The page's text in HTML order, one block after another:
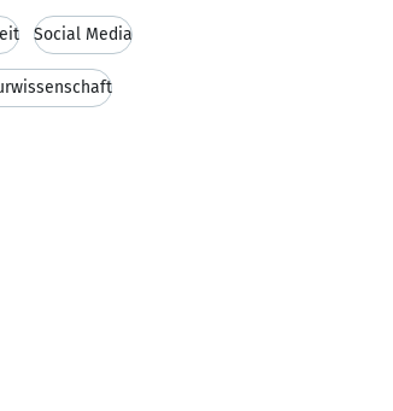
Social Media